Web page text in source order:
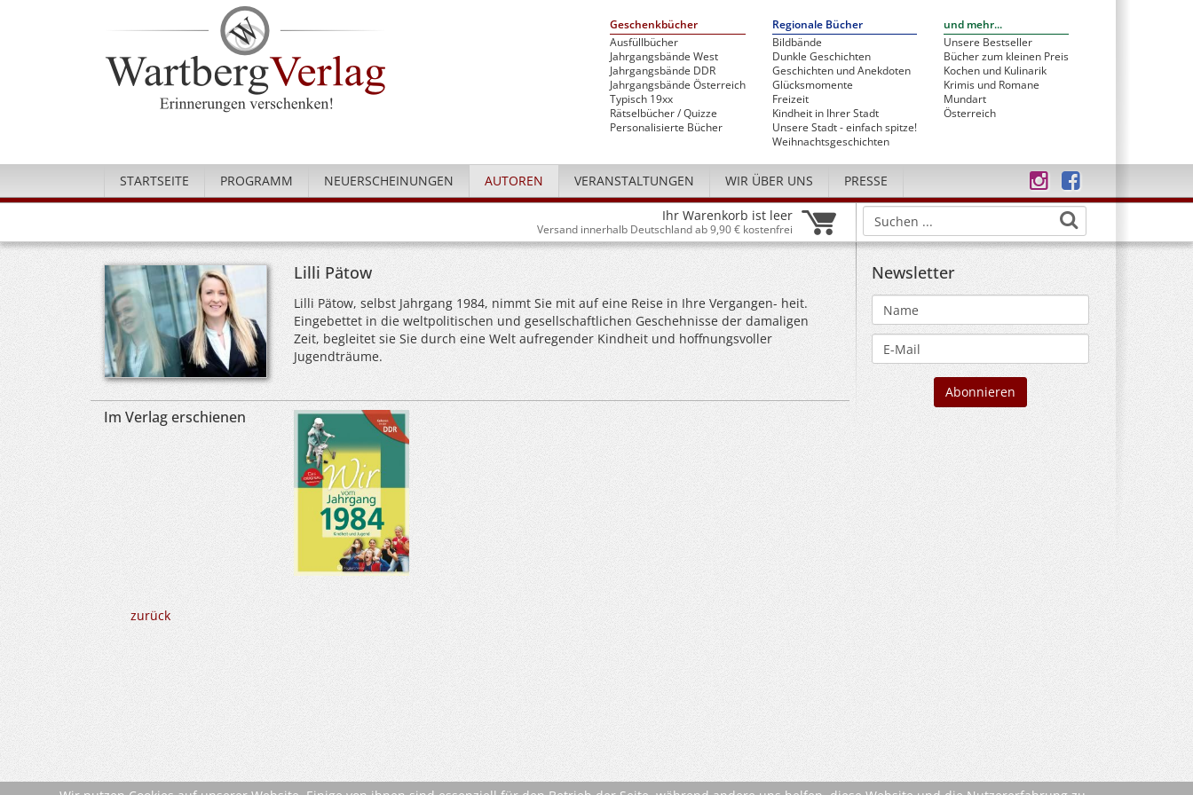
Geschenkbücher
Ausfüllbücher
Jahrgangsbände West
Jahrgangsbände DDR
Jahrgangsbände Österreich
Typisch 19xx
Rätselbücher / Quizze
Personalisierte Bücher
Regionale Bücher
Bildbände
Dunkle Geschichten
Geschichten und Anekdoten
Glücksmomente
Freizeit
Kindheit in Ihrer Stadt
Unsere Stadt - einfach spitze!
Weihnachtsgeschichten
und mehr...
Unsere Bestseller
Bücher zum kleinen Preis
Kochen und Kulinarik
Krimis und Romane
Mundart
Österreich
STARTSEITE PROGRAMM NEUERSCHEINUNGEN AUTOREN VERANSTALTUNGEN WIR ÜBER UNS PRESSE
Ihr Warenkorb ist leer
Versand innerhalb Deutschland ab 9,90 € kostenfrei
Lilli Pätow
Lilli Pätow, selbst Jahrgang 1984, nimmt Sie mit auf eine Reise in Ihre Vergangen- heit.
Eingebettet in die weltpolitischen und gesellschaftlichen Geschehnisse der damaligen
Zeit, begleitet sie Sie durch eine Welt aufregender Kindheit und hoffnungsvoller
Jugendträume.
Im Verlag erschienen
zurück
Newsletter